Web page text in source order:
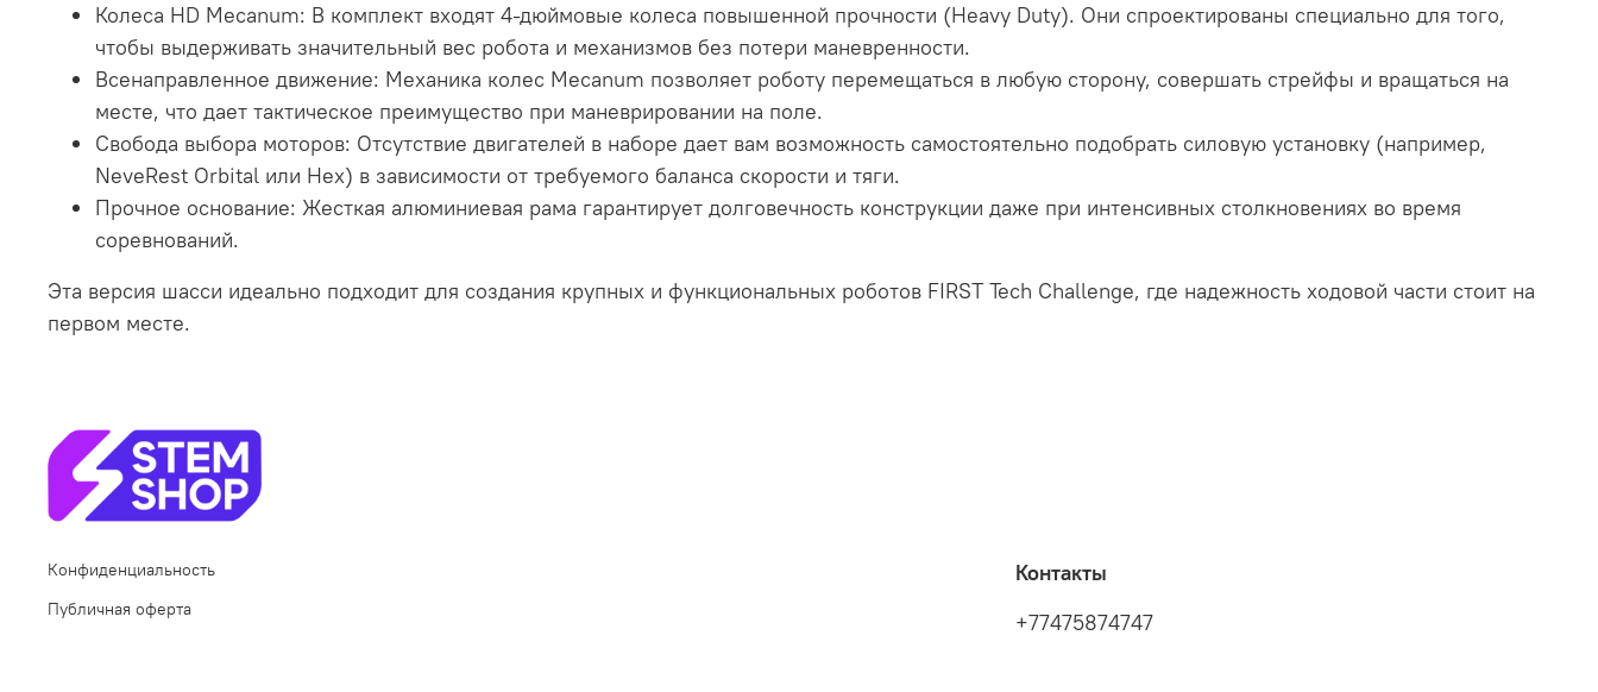
Колеса HD Mecanum: В комплект входят 4-дюймовые колеса повышенной прочности (Heavy Duty). Они спроектированы специально для того,
чтобы выдерживать значительный вес робота и механизмов без потери маневренности.
Всенаправленное движение: Механика колес Mecanum позволяет роботу перемещаться в любую сторону, совершать стрейфы и вращаться на
месте, что дает тактическое преимущество при маневрировании на поле.
Свобода выбора моторов: Отсутствие двигателей в наборе дает вам возможность самостоятельно подобрать силовую установку (например,
NeveRest Orbital или Hex) в зависимости от требуемого баланса скорости и тяги.
Прочное основание: Жесткая алюминиевая рама гарантирует долговечность конструкции даже при интенсивных столкновениях во время
соревнований.
Эта версия шасси идеально подходит для создания крупных и функциональных роботов FIRST Tech Challenge, где надежность ходовой части стоит на
первом месте.
Конфиденциальность
Публичная оферта
Контакты
+77475874747